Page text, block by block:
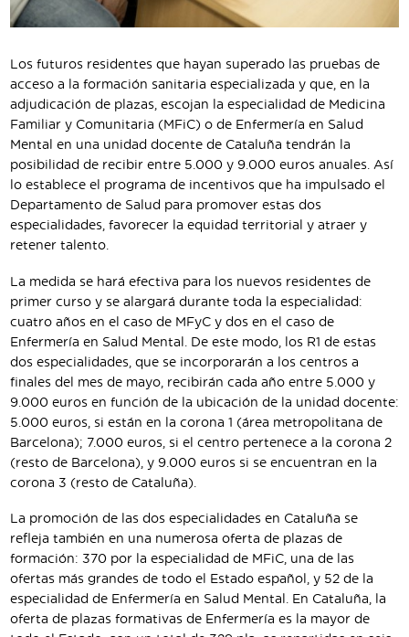
Los futuros residentes que hayan superado las pruebas de
acceso a la formación sanitaria especializada y que, en la
adjudicación de plazas, escojan la especialidad de Medicina
Familiar y Comunitaria (MFiC) o de Enfermería en Salud
Mental en una unidad docente de Cataluña tendrán la
posibilidad de recibir entre 5.000 y 9.000 euros anuales. Así
lo establece el programa de incentivos que ha impulsado el
Departamento de Salud para promover estas dos
especialidades, favorecer la equidad territorial y atraer y
retener talento.
La medida se hará efectiva para los nuevos residentes de
primer curso y se alargará durante toda la especialidad:
cuatro años en el caso de MFyC y dos en el caso de
Enfermería en Salud Mental. De este modo, los R1 de estas
dos especialidades, que se incorporarán a los centros a
finales del mes de mayo, recibirán cada año entre 5.000 y
9.000 euros en función de la ubicación de la unidad docente:
5.000 euros, si están en la corona 1 (área metropolitana de
Barcelona); 7.000 euros, si el centro pertenece a la corona 2
(resto de Barcelona), y 9.000 euros si se encuentran en la
corona 3 (resto de Cataluña).
La promoción de las dos especialidades en Cataluña se
refleja también en una numerosa oferta de plazas de
formación: 370 por la especialidad de MFiC, una de las
ofertas más grandes de todo el Estado español, y 52 de la
especialidad de Enfermería en Salud Mental. En Cataluña, la
oferta de plazas formativas de Enfermería es la mayor de